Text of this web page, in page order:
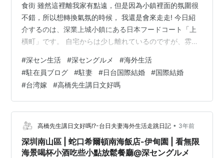
食街 雖然這裡離我家有點遠，但是因為小鎮裡面的氛圍很
不錯，所以想轉換氣氛的時候， 我還是會來走走! 今日紹
介するのは、深業上城小鎮にある日本フードコート「上
橫町」です。 自宅からは少し離れているのですが、雰囲
来ます。 深業上城小鎮是是在深業上城的三樓，如果不逛
裡面的話，也可以直接搭這個手扶梯上去! 深業上城小鎮は
深業上城の3階にあり、中に入りたくなければ、このエス
カレーターで直接上がることもできます。 三樓除了日本
食街以外，也有書店、運動用品店和其他餐廳! 3階は日本
食フードコートだけでなく…
#深セン生活 #深セングルメ #海外生活
#駐在員ブログ #駐妻 #日台国際結婚 #国際結婚
#台湾嫁 #高橋先生講日文好嗎
高橋先生講日文好嗎!?-台日夫妻海外生活走跳日記 • 3年前
深圳南山區 | 蛇口希爾頓南海飯店-伊甸園 | 看無限
海景喝杯小酒吃些小點放鬆餐廳@深セングルメ